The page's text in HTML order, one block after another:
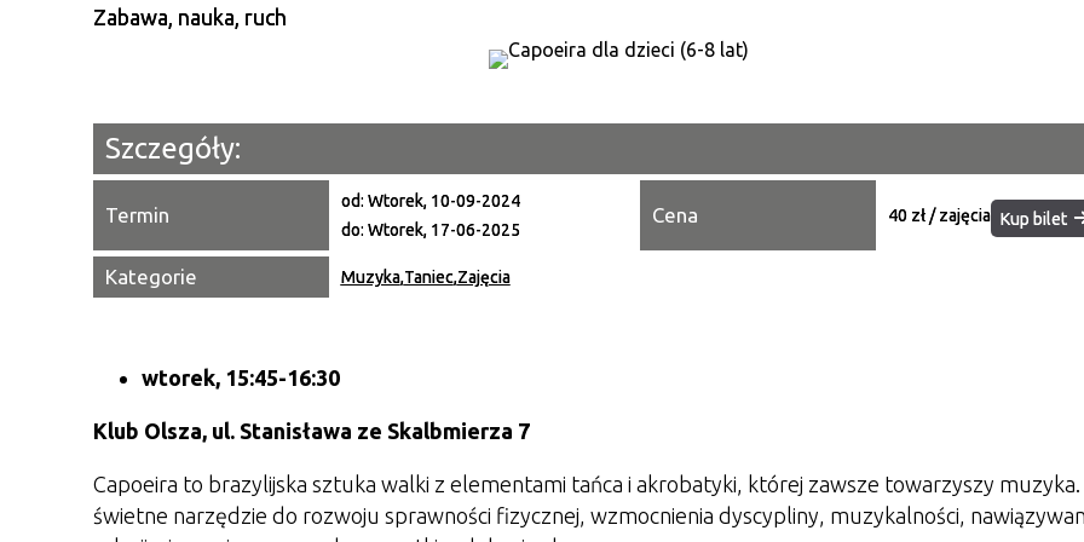
Zabawa, nauka, ruch
Szczegóły:
Termin
od: Wtorek, 10-09-2024
do: Wtorek, 17-06-2025
Cena 40 zł / zajęcia Kup bilet
Kategorie Muzyka,Taniec,Zajęcia
wtorek, 15:45-16:30
Klub Olsza, ul. Stanisława ze Skalbmierza 7
Capoeira to brazylijska sztuka walki z elementami tańca i akrobatyki, której zawsze towarzyszy muzyka.
świetne narzędzie do rozwoju sprawności fizycznej, wzmocnienia dyscypliny, muzykalności,